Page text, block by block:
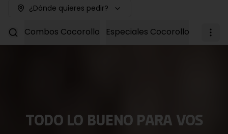
¿Dónde quieres pedir?
Combos Cocorollo Especiales Cocorollo
TODO LO BUENO PARA VOS